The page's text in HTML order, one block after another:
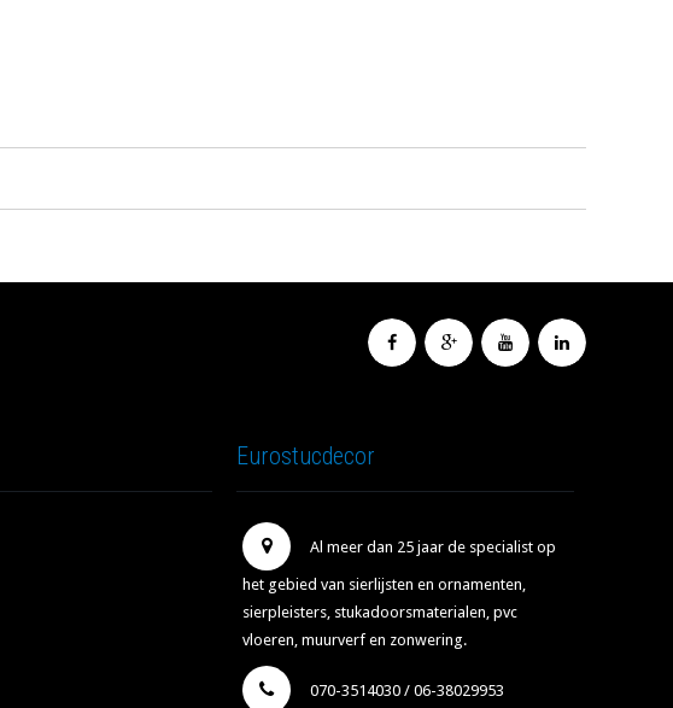
Eurostucdecor
Al meer dan 25 jaar de specialist op
het gebied van sierlijsten en ornamenten,
sierpleisters, stukadoorsmaterialen, pvc
vloeren, muurverf en zonwering.
070-3514030 / 06-38029953